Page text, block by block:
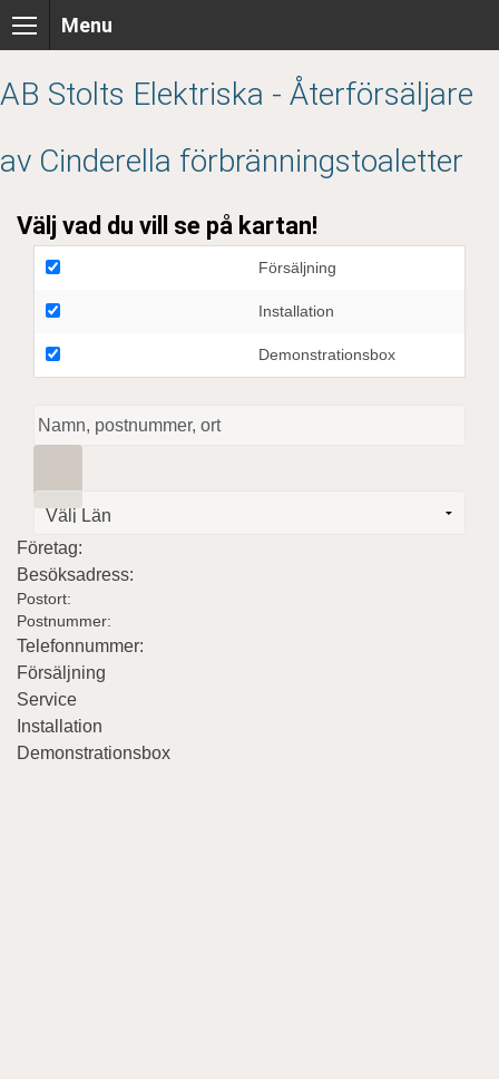
to
Menu
AB Stolts Elektriska - Återförsäljare
av Cinderella förbränningstoaletter
Välj vad du vill se på kartan!
Försäljning
Installation
Demonstrationsbox
Företag:
Besöksadress:
Postort:
Postnummer:
Telefonnummer:
Försäljning
Service
Installation
Demonstrationsbox